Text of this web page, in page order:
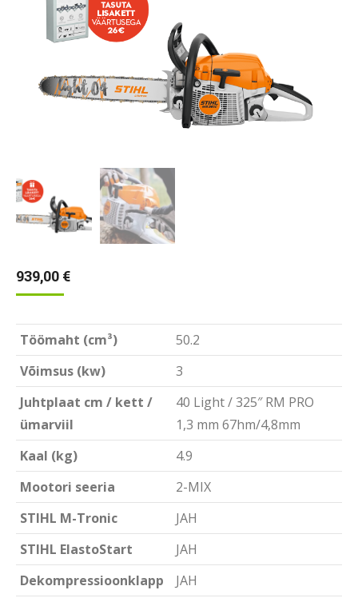
939,00 €
Töömaht (cm³)
50.2
Võimsus (kw)
3
Juhtplaat cm / kett /
ümarviil
40 Light / 325″ RM PRO
1,3 mm 67hm/4,8mm
Kaal (kg)
4.9
Mootori seeria
2-MIX
STIHL M-Tronic
JAH
STIHL ElastoStart
JAH
Dekompressioonklapp
JAH